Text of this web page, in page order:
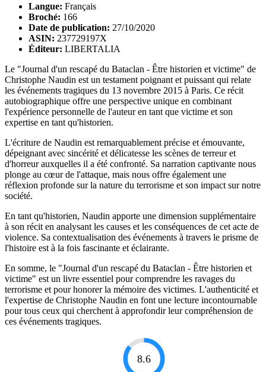
Langue: Français
Broché: 166
Date de publication: 27/10/2020
ASIN: 237729197X
Éditeur: LIBERTALIA
Le "Journal d'un rescapé du Bataclan - Être historien et victime" de
Christophe Naudin est un testament poignant et puissant qui relate
les événements tragiques du 13 novembre 2015 à Paris. Ce récit
autobiographique offre une perspective unique en combinant
l'expérience personnelle de l'auteur en tant que victime et son
expertise en tant qu'historien.
L'écriture de Naudin est remarquablement précise et émouvante,
dépeignant avec sincérité et délicatesse les scènes de terreur et
d'horreur auxquelles il a été confronté. Sa narration captivante nous
plonge au cœur de l'attaque, mais nous offre également une
réflexion profonde sur la nature du terrorisme et son impact sur notre
société.
En tant qu'historien, Naudin apporte une dimension supplémentaire
à son récit en analysant les causes et les conséquences de cet acte de
violence. Sa contextualisation des événements à travers le prisme de
l'histoire est à la fois fascinante et éclairante.
En somme, le "Journal d'un rescapé du Bataclan - Être historien et
victime" est un livre essentiel pour comprendre les ravages du
terrorisme et pour honorer la mémoire des victimes. L'authenticité et
l'expertise de Christophe Naudin en font une lecture incontournable
pour tous ceux qui cherchent à approfondir leur compréhension de
ces événements tragiques.
8.6